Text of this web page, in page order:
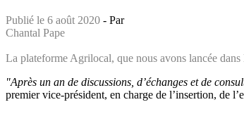
Publié le 6 août 2020 - Par
Chantal Pape
La plateforme Agrilocal, que nous avons lancée
"Après un an de discussions, d’échanges et de
premier vice-président, en charge de l’insertion, de